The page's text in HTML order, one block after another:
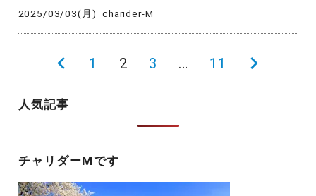
2025/03/03(月) charider-M
の
ー
ジ
前
ジ
1 2 3 … 11
次
人気記事
チャリダーMです